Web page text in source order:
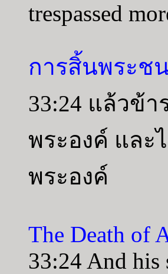
trespassed
การสิ้นพระช
33:24 แล้วข้
พระองค์ และ
พระองค์
The Death of
33:24 And his